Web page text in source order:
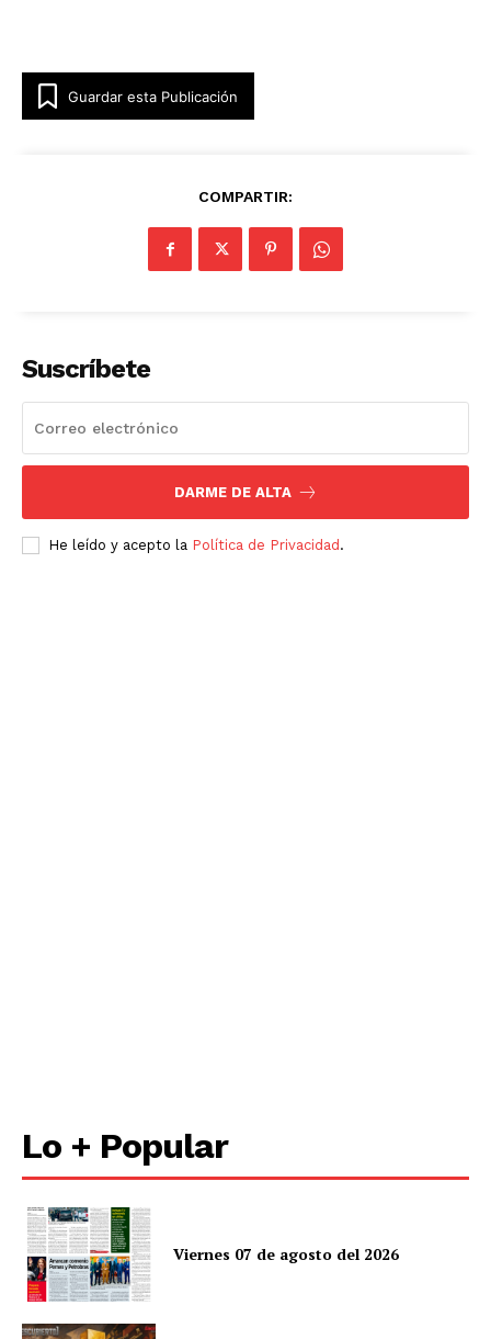
Guardar esta Publicación
COMPARTIR:
Suscríbete
DARME DE ALTA
He leído y acepto la Política de Privacidad .
Lo + Popular
Viernes 07 de agosto del 2026